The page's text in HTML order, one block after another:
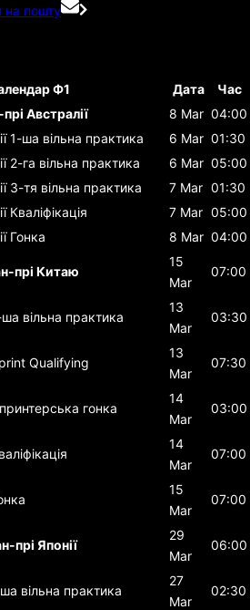
на пошту
Ф1 Дата
Час
Австралії
8 Mar 04:00
1-ша вільна практика 6 Mar 01:30
2-га вільна практика 6 Mar 05:00
3-тя вільна практика 7 Mar 01:30
Кваліфікація 7 Mar 05:00
Гонка 8 Mar 04:00
прі Китаю
15
Mar
07:00
вільна практика
13
Mar
03:30
Qualifying
13
Mar
07:30
гонка
14
Mar
03:00
14
Mar
07:00
15
Mar
07:00
прі Японії
29
Mar
06:00
вільна практика
27
Mar
02:30